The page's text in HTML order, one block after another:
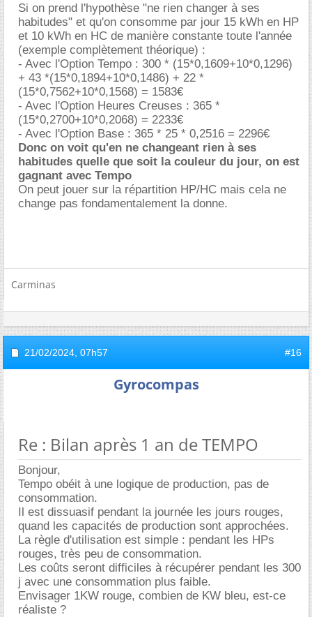
Si on prend l'hypothèse "ne rien changer à ses
habitudes" et qu'on consomme par jour 15 kWh en HP
et 10 kWh en HC de manière constante toute l'année
(exemple complètement théorique) :
- Avec l'Option Tempo : 300 * (15*0,1609+10*0,1296)
+ 43 *(15*0,1894+10*0,1486) + 22 *
(15*0,7562+10*0,1568) = 1583
- Avec l'Option Heures Creuses : 365 *
(15*0,2700+10*0,2068) = 2233
- Avec l'Option Base : 365 * 25 * 0,2516 = 2296
Donc on voit qu'en ne changeant rien à ses
habitudes quelle que soit la couleur du jour, on est
gagnant avec Tempo
On peut jouer sur la répartition HP/HC mais cela ne
change pas fondamentalement la donne.
Carminas
21/02/2024, 07h57 #16
Gyrocompas
Re : Bilan après 1 an de TEMPO
Bonjour,
Tempo obéit à une logique de production, pas de
consommation.
Il est dissuasif pendant la journée les jours rouges,
quand les capacités de production sont approchées.
La règle d'utilisation est simple : pendant les HPs
rouges, très peu de consommation.
Les coûts seront difficiles à récupérer pendant les 300
j avec une consommation plus faible.
Envisager 1KW rouge, combien de KW bleu, est-ce
réaliste ?